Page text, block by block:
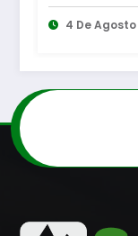
região na
feiras
4 De Agosto